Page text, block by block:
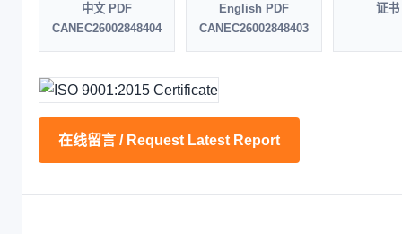
中文 PDF
CANEC26002848404
English PDF
CANEC26002848403
证
在线留言 / Request Latest Report